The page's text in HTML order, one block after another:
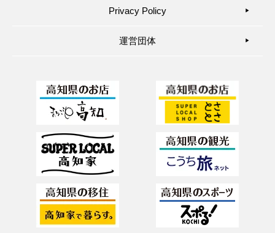
Privacy Policy ▶︎
運営団体 ▶︎